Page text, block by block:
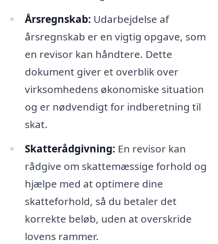
Årsregnskab: Udarbejdelse af
årsregnskab er en vigtig opgave, som
en revisor kan håndtere. Dette
dokument giver et overblik over
virksomhedens økonomiske situation
og er nødvendigt for indberetning til
skat.
Skatterådgivning: En revisor kan
rådgive om skattemæssige forhold og
hjælpe med at optimere dine
skatteforhold, så du betaler det
korrekte beløb, uden at overskride
lovens rammer.